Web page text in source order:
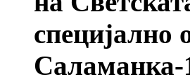
специјално
Саламанка-